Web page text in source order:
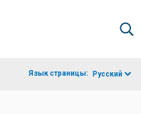
Язык страницы: Русский